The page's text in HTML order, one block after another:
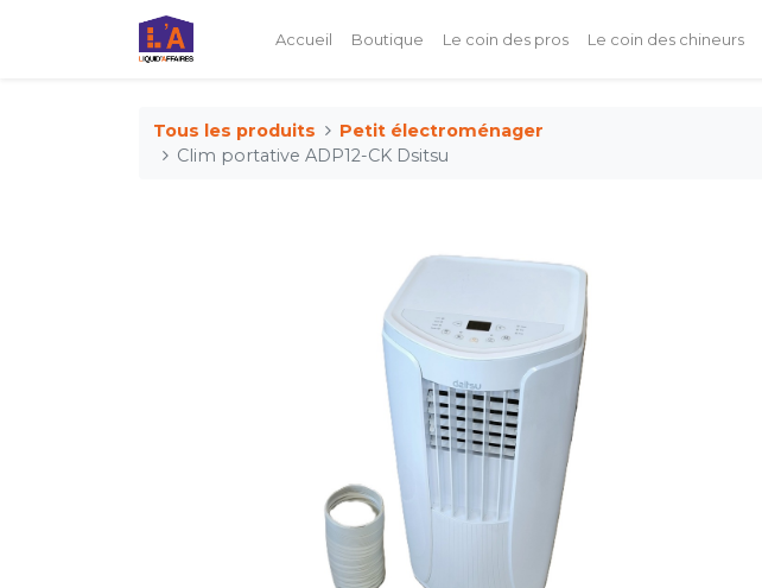
Accueil Boutique Le coin des pros Le coin des chineurs
Tous les produits
Petit électroménager
Clim portative ADP12-CK Dsitsu